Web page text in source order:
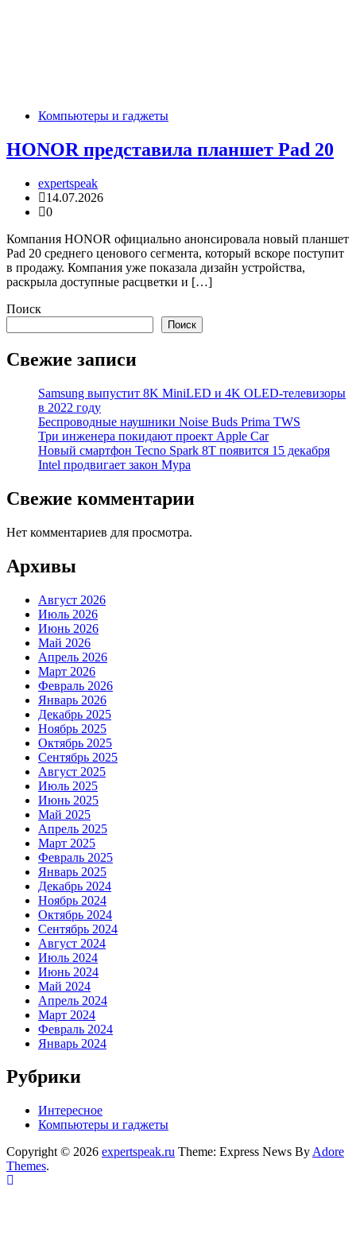
Компьютеры и гаджеты
HONOR представила планшет Pad 20
expertspeak
14.07.2026
0
Компания HONOR официально анонсировала новый планшет
Pad 20 среднего ценового сегмента, который вскоре поступит
в продажу. Компания уже показала дизайн устройства,
раскрыла доступные расцветки и […]
Поиск
Поиск
Свежие записи
Samsung выпустит 8K MiniLED и 4K OLED-телевизоры
в 2022 году
Беспроводные наушники Noise Buds Prima TWS
Три инженера покидают проект Apple Car
Новый смартфон Tecno Spark 8T появится 15 декабря
Intel продвигает закон Мура
Свежие комментарии
Нет комментариев для просмотра.
Архивы
Август 2026
Июль 2026
Июнь 2026
Май 2026
Апрель 2026
Март 2026
Февраль 2026
Январь 2026
Декабрь 2025
Ноябрь 2025
Октябрь 2025
Сентябрь 2025
Август 2025
Июль 2025
Июнь 2025
Май 2025
Апрель 2025
Март 2025
Февраль 2025
Январь 2025
Декабрь 2024
Ноябрь 2024
Октябрь 2024
Сентябрь 2024
Август 2024
Июль 2024
Июнь 2024
Май 2024
Апрель 2024
Март 2024
Февраль 2024
Январь 2024
Рубрики
Интересное
Компьютеры и гаджеты
Copyright © 2026 expertspeak.ru Theme: Express News By Adore
Themes.